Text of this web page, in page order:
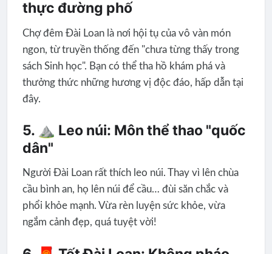
thực đường phố
Chợ đêm Đài Loan là nơi hội tụ của vô vàn món
ngon, từ truyền thống đến "chưa từng thấy trong
sách Sinh học". Bạn có thể tha hồ khám phá và
thưởng thức những hương vị độc đáo, hấp dẫn tại
đây.
5. ⛰️ Leo núi: Môn thể thao "quốc
dân"
Người Đài Loan rất thích leo núi. Thay vì lên chùa
cầu bình an, họ lên núi để cầu… đùi săn chắc và
phổi khỏe mạnh. Vừa rèn luyện sức khỏe, vừa
ngắm cảnh đẹp, quá tuyệt vời!